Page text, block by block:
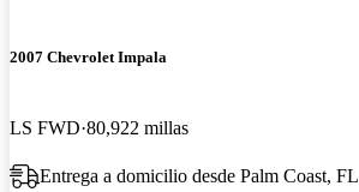
2007 Chevrolet Impala
LS FWD 80,922 millas
Entrega a domicilio desde Palm Coast, FL